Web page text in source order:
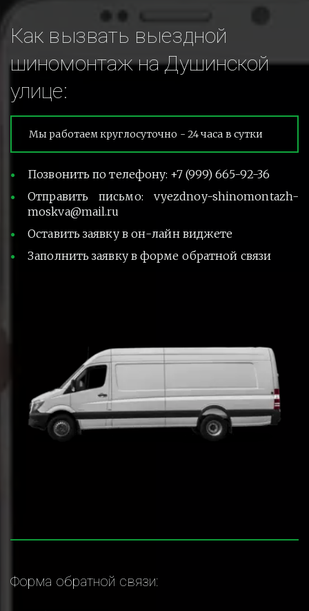
Как вызвать выездной
шиномонтаж на Душинской
улице:
Мы работаем круглосуточно - 24 часа в сутки
Позвонить по телефону: +7 (999) 665-92-36
Отправить письмо: vyezdnoy-shinomontazh-
moskva@mail.ru
Оставить заявку в он-лайн виджете
Заполнить заявку в форме обратной связи
Форма обратной связи: